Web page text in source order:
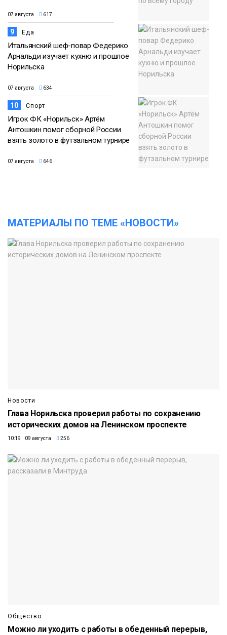
07 августа 617
9 Еда
Итальянский шеф-повар Федерико
Арнальди изучает кухню и прошлое
Норильска
07 августа 634
10 Спорт
Игрок ФК «Норильск» Артём
Антошкин помог сборной России
взять золото в футзальном турнире
07 августа 646
МАТЕРИАЛЫ ПО ТЕМЕ «НОВОСТИ»
Новости
Глава Норильска проверил работы по сохранению
исторических домов на Ленинском проспекте
10:19 09 августа 256
Общество
Можно ли уходить с работы в обеденный перерыв,